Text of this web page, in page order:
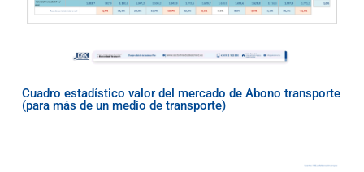
Cuadro estadístico valor del mercado de Abono transporte
(para más de un medio de transporte)